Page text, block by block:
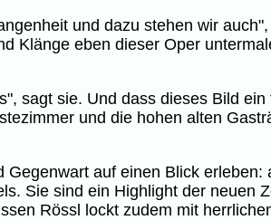
und dazu stehen wir
Klänge eben dieser Oper
sagt sie. Und dass dieses Bild
und die hohen alten
auf einen Blick
Sie sind ein Highlight der
Rössl lockt zudem mit